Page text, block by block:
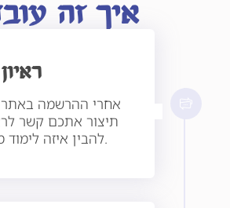
איך זה
אחרי ההרשמה באתר
תיצור אתכם קשר
להבין איזה לימוד מתאים לכם.